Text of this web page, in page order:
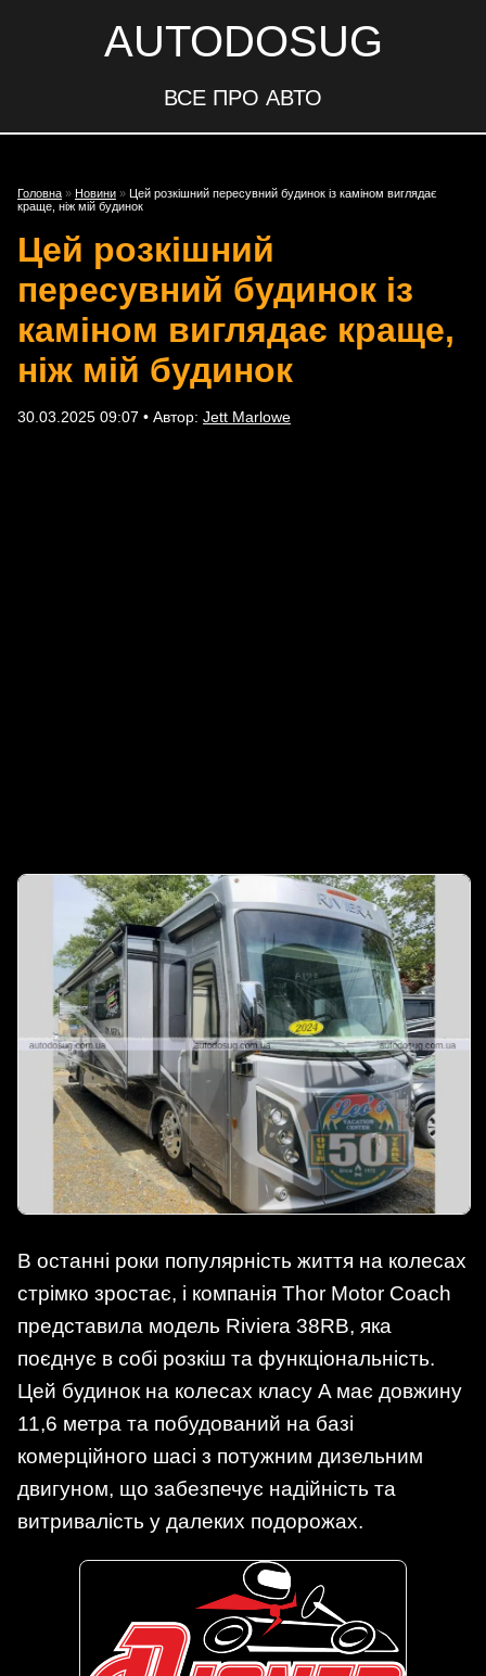
AUTODOSUG
ВСЕ ПРО АВТО
Головна » Новини » Цей розкішний пересувний будинок із каміном виглядає
краще, ніж мій будинок
Цей розкішний
пересувний будинок із
каміном виглядає краще,
ніж мій будинок
30.03.2025 09:07 • Автор: Jett Marlowe
В останні роки популярність життя на колесах
стрімко зростає, і компанія Thor Motor Coach
представила модель Riviera 38RB, яка
поєднує в собі розкіш та функціональність.
Цей будинок на колесах класу A має довжину
11,6 метра та побудований на базі
комерційного шасі з потужним дизельним
двигуном, що забезпечує надійність та
витривалість у далеких подорожах.​